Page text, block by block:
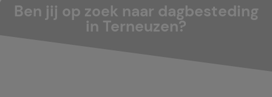
Ben jij op zoek naar dagbesteding
in Terneuzen?